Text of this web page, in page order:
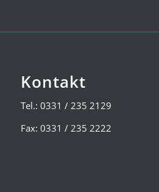
Kontakt
Tel.: 0331 / 235 2129
Fax: 0331 / 235 2222